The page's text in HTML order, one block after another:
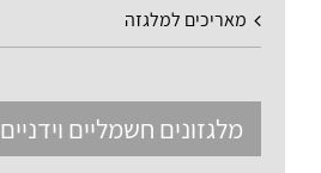
מאריכים למלגזה
מלגזונים חשמליים וידניים